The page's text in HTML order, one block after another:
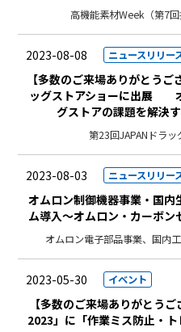
高機能素材Week（第7
2023-08-08 ニュースリリー
【多数のご来場ありがとう
ッグストアショーに出展
グストアの課題を解決
第23回JAPANドラ
2023-08-03 ニュースリリー
オムロン制御機器事業・国
ム導入～オムロン・カーボ
オムロン電子部品事業、国内
2023-05-30 イベント
【多数のご来場ありがとう
2023」に「作業ミス防止・